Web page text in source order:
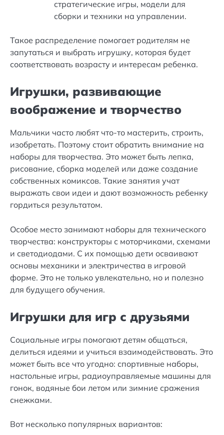
стратегические игры, модели для
сборки и техники на управлении.
Такое распределение помогает родителям не
запутаться и выбрать игрушку, которая будет
соответствовать возрасту и интересам ребенка.
Игрушки, развивающие
воображение и творчество
Мальчики часто любят что-то мастерить, строить,
изобретать. Поэтому стоит обратить внимание на
наборы для творчества. Это может быть лепка,
рисование, сборка моделей или даже создание
собственных комиксов. Такие занятия учат
выражать свои идеи и дают возможность ребенку
гордиться результатом.
Особое место занимают наборы для технического
творчества: конструкторы с моторчиками, схемами
и светодиодами. С их помощью дети осваивают
основы механики и электричества в игровой
форме. Это не только увлекательно, но и полезно
для будущего обучения.
Игрушки для игр с друзьями
Социальные игры помогают детям общаться,
делиться идеями и учиться взаимодействовать. Это
может быть все что угодно: спортивные наборы,
настольные игры, радиоуправляемые машины для
гонок, водяные бои летом или зимние сражения
снежками.
Вот несколько популярных вариантов: